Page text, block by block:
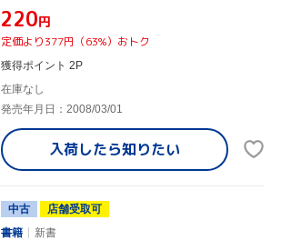
¥220円
定価より377円（63%）おトク
獲得ポイント 2P
在庫なし
発売年月日：2008/03/01
入荷したら知りたい
中古
店舗受取可
書籍
新書